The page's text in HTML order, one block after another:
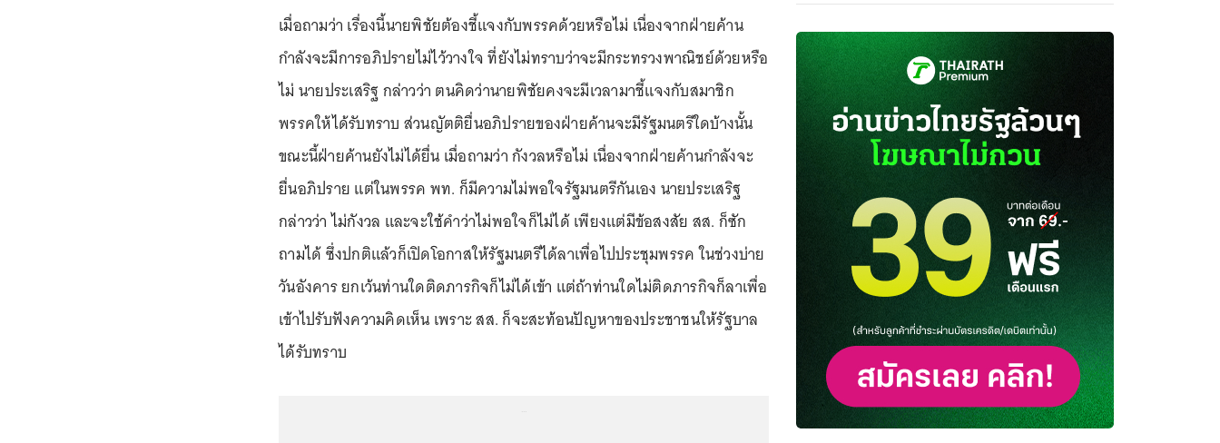
เมื่อถามว่า เรื่องนี้นายพิชัยต้องชี้แจงกับพรรคด้วยหรือไม่ เนื่องจากฝ่ายค้าน
กำลังจะมีการอภิปรายไม่ไว้วางใจ ที่ยังไม่ทราบว่าจะมีกระทรวงพาณิชย์ด้วยหรือ
ไม่ นายประเสริฐ กล่าวว่า ตนคิดว่านายพิชัยคงจะมีเวลามาชี้แจงกับสมาชิก
พรรคให้ได้รับทราบ ส่วนญัตติยื่นอภิปรายของฝ่ายค้านจะมีรัฐมนตรีใดบ้างนั้น
ขณะนี้ฝ่ายค้านยังไม่ได้ยื่น เมื่อถามว่า กังวลหรือไม่ เนื่องจากฝ่ายค้านกำลังจะ
ยื่นอภิปราย แต่ในพรรค พท. ก็มีความไม่พอใจรัฐมนตรีกันเอง นายประเสริฐ
กล่าวว่า ไม่กังวล และจะใช้คำว่าไม่พอใจก็ไม่ได้ เพียงแต่มีข้อสงสัย สส. ก็ซัก
ถามได้ ซึ่งปกติแล้วก็เปิดโอกาสให้รัฐมนตรีได้ลาเพื่อไปประชุมพรรค ในช่วงบ่าย
วันอังคาร ยกเว้นท่านใดติดภารกิจก็ไม่ได้เข้า แต่ถ้าท่านใดไม่ติดภารกิจก็ลาเพื่อ
เข้าไปรับฟังความคิดเห็น เพราะ สส. ก็จะสะท้อนปัญหาของประชาชนให้รัฐบาล
ได้รับทราบ